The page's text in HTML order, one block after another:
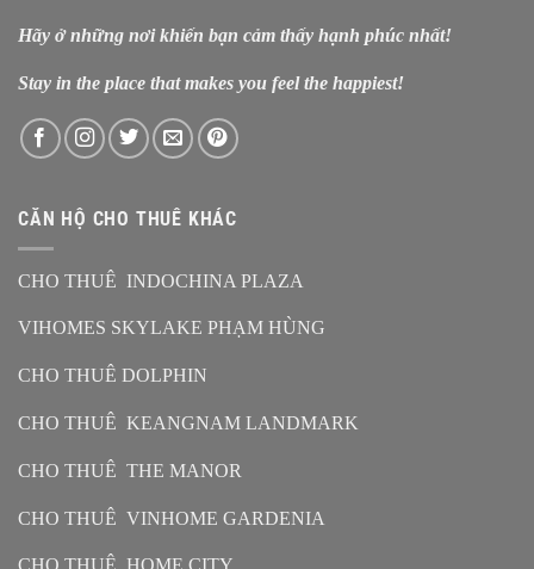
Hãy ở những nơi khiến bạn cảm thấy hạnh phúc nhất!
Stay in the place that makes you feel the happiest!
CĂN HỘ CHO THUÊ KHÁC
CHO THUÊ INDOCHINA PLAZA
VIHOMES SKYLAKE PHẠM HÙNG
CHO THUÊ DOLPHIN
CHO THUÊ KEANGNAM LANDMARK
CHO THUÊ THE MANOR
CHO THUÊ VINHOME GARDENIA